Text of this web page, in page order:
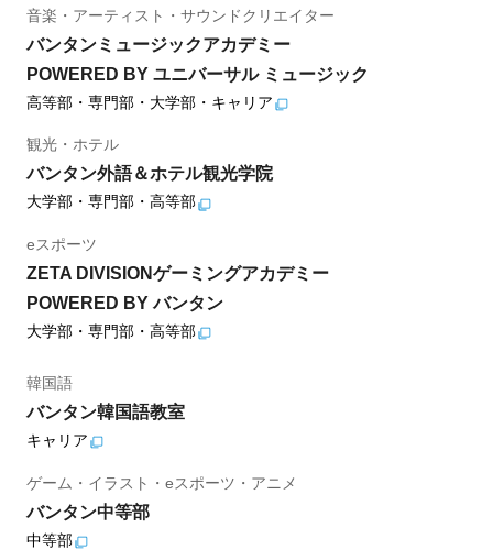
音楽・アーティスト・サウンドクリエイター
バンタンミュージックアカデミー
POWERED BY ユニバーサル ミュージック
高等部・専門部・大学部・キャリア
観光・ホテル
バンタン外語＆ホテル観光学院
大学部・専門部・高等部
eスポーツ
ZETA DIVISIONゲーミングアカデミー
POWERED BY バンタン
大学部・専門部・高等部
韓国語
バンタン韓国語教室
キャリア
ゲーム・イラスト・eスポーツ・アニメ
バンタン中等部
中等部